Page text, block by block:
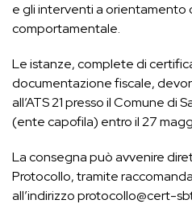
e gli interventi a orientamento
comportamentale.
Le istanze, complete di
documentazione fiscale,
all’ATS 21 presso il Comune
(ente capofila) entro il 27
La consegna può avvenire
Protocollo, tramite
all’indirizzo protocollo@cert-